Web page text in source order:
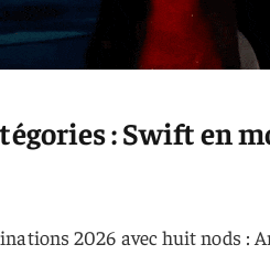
: Swift en
2026 avec huit nods :